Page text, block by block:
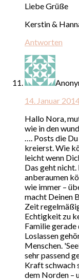
Liebe Grüße
Kerstin &
Antworten
14. Januar
Hallo Nora,
wie in den
…. Posts die
kreierst. Wie
leicht wenn
Das geht
anberaumen
wie immer –
macht Deinen
Zeit
Echtigkeit zu
Familie gerade
Loslassen
Menschen.
sehr passend
Kraft schwach
dem Norden –